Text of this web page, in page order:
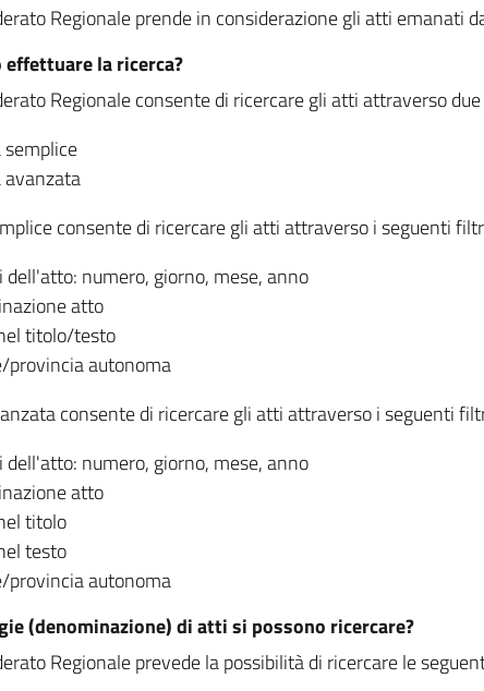
Regionale prende in considerazione gli atti emanati
effettuare la ricerca?
Regionale consente di ricercare gli atti attraverso
semplice
avanzata
consente di ricercare gli atti attraverso i seguenti
dell'atto: numero, giorno, mese, anno
atto
titolo/testo
provincia autonoma
consente di ricercare gli atti attraverso i seguenti
dell'atto: numero, giorno, mese, anno
atto
titolo
testo
provincia autonoma
(denominazione) di atti si possono ricercare?
Regionale prevede la possibilità di ricercare le